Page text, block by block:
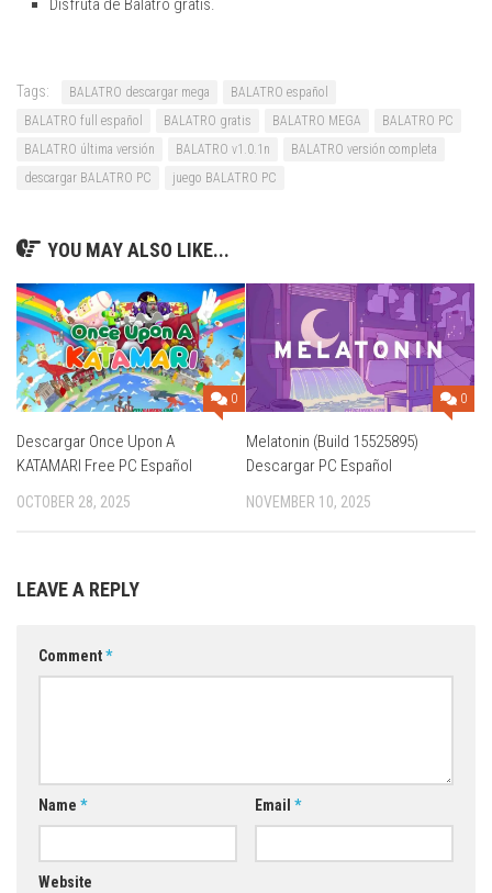
Disfruta de Balatro gratis.
Tags: BALATRO descargar mega
BALATRO español
BALATRO full español
BALATRO gratis BALATRO MEGA
BALATRO PC
BALATRO última versión
BALATRO v1.0.1n
BALATRO versión completa
descargar BALATRO PC
juego BALATRO PC
YOU MAY ALSO LIKE...
0
Descargar Once Upon A
KATAMARI Free PC Español
OCTOBER 28, 2025
0
Melatonin (Build 15525895)
Descargar PC Español
NOVEMBER 10, 2025
LEAVE A REPLY
Comment*
Name * Email *
Website